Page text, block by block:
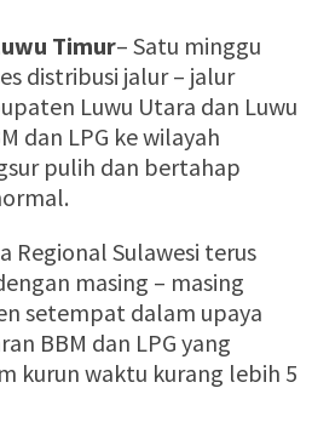
Timur– Satu minggu
distribusi jalur – jalur
Luwu Utara dan Luwu
dan LPG ke wilayah
pulih dan bertahap
Regional Sulawesi terus
masing – masing
setempat dalam upaya
BBM dan LPG yang
kurun waktu kurang lebih 5